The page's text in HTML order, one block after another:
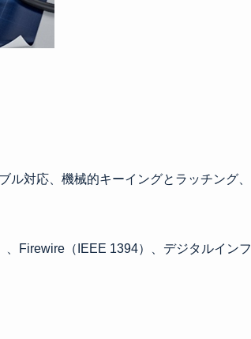
ル対応、機械的キーイングとラッチング、
、Firewire（IEEE 1394）、デジタルインフ